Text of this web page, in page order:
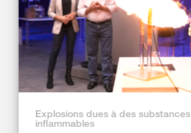
Explosions dues à des substances
inflammables